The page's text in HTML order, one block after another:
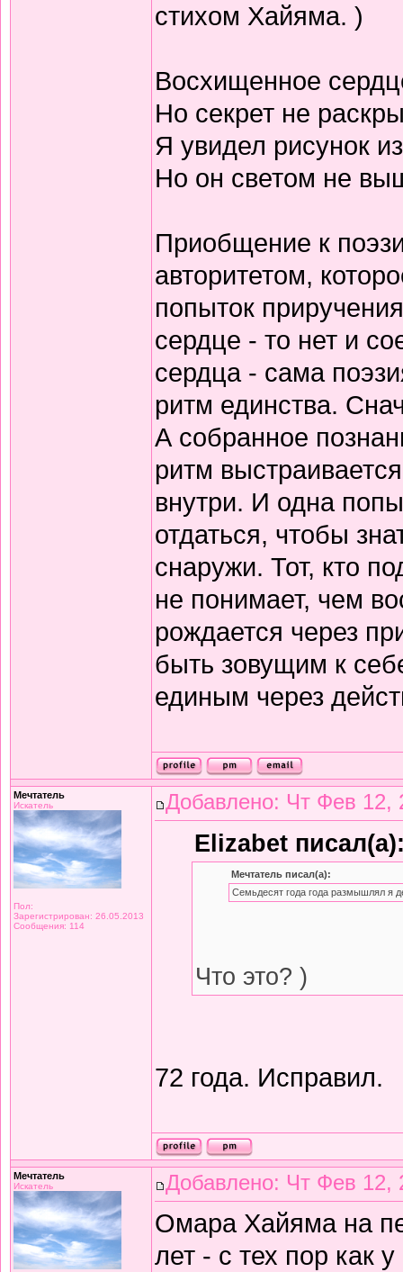
стихом Хайяма. )
Восхищенное
Но секрет не
Я увидел рисунок
Но он светом не
Приобщение к
авторитетом,
попыток
сердце - то нет и
сердца - сама
ритм единства.
А собранное
ритм
внутри. И одна
отдаться, чтобы
снаружи. Тот, кто
не понимает, чем
рождается через
быть зовущим к
единым через
Мечтатель
Искатель
Пол:
Зарегистрирован: 26.05.2013
Сообщения: 114
Добавлено: Чт Фев 12,
Elizabet
Мечтатель писал(а):
Семьдесят года года размышлял я
Что это? )
72 года. Исправил.
Мечтатель
Искатель Добавлено: Чт Фев 12,
Омара Хайяма на
лет - с тех пор как